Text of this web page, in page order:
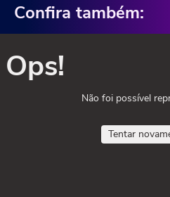
Confira também:
Ops!
Não foi possível
Tentar